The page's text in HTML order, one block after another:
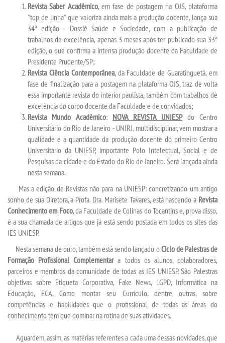
PUBLICAÇÕES
DESTAQUES
UNIESP NEWS
LOGIN
WEBMAIL
PORTAL DE ALUNOS
PORTAL DE PROFESSORES/ACADÊMICO
UNIESP
CONTATO
IMPRENSA
TRABALHE CONOSCO
Revista Saber Acadêmico, em fase de postagem na OJS, plataforma
"top de linha" que valoriza ainda mais a produção docente, lança sua
34ª edição - Dossiê Saúde e Sociedade, com a publicação de
trabalhos de excelência, apenas 3 meses após ter publicado sua 33ª
edição, o que confirma a intensa produção docente da Faculdade de
Presidente Prudente/SP;
Revista Ciência Contemporânea, da Faculdade de Guaratinguetá, em
fase de finalização para a postagem na plataforma OJS, traz de volta
essa importante revista do interior paulista, também com trabalhos de
excelência do corpo docente da Faculdade e de convidados;
Revista Mundo Acadêmico: NOVA REVISTA UNIESPdo Centro
Universitário do Rio de Janeiro - UNIRJ. multidisciplinar, vem mostrar a
qualidade e a quantidade da produção docente do primeiro Centro
Universitário da UNIESP, importante Polo Intelectual, Social e de
Pesquisas da cidade e do Estado do Rio de Janeiro. Será lançada ainda
nesta semana.
Mas a edição de Revistas não para na UNIESP: concretizando um antigo
sonho de sua Diretora, a Profa. Dra. Marisete Tavares, está nascendo a Revista
Conhecimento em Foco, da Faculdade de Colinas do Tocantins e, prova disso,
é a sua chamada de artigos que já está sendo postada em todos os sites das
IES UNIESP.
Nesta semana de ouro, também está sendo lançado oCiclo de Palestras de
Formação Profissional Complementara todos os alunos, colaboradores,
parceiros e membros da comunidade de todas as IES UNIESP. São Palestras
objetivas sobre Etiqueta Corporativa, Fake News, LGPD, Informática na
Educação, ECA, Como montar seu Currículo, dentre outras, sobre
competências e habilidades que o profissional de todas as áreas do
conhecimento tem que dominar na rotina de suas atividades.
Aguardem, assim, as matérias referentes a cada uma dessas novidades, que